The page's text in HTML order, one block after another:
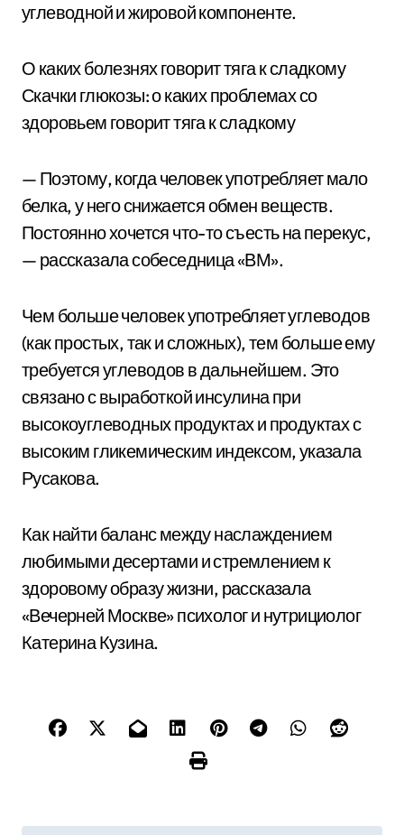
углеводной и жировой компоненте.
О каких болезнях говорит тяга к сладкому
Скачки глюкозы: о каких проблемах со
здоровьем говорит тяга к сладкому
— Поэтому, когда человек употребляет мало
белка, у него снижается обмен веществ.
Постоянно хочется что-то съесть на перекус,
— рассказала собеседница «ВМ».
Чем больше человек употребляет углеводов
(как простых, так и сложных), тем больше ему
требуется углеводов в дальнейшем. Это
связано с выработкой инсулина при
высокоуглеводных продуктах и продуктах с
высоким гликемическим индексом, указала
Русакова.
Как найти баланс между наслаждением
любимыми десертами и стремлением к
здоровому образу жизни, рассказала
«Вечерней Москве» психолог и нутрициолог
Катерина Кузина.